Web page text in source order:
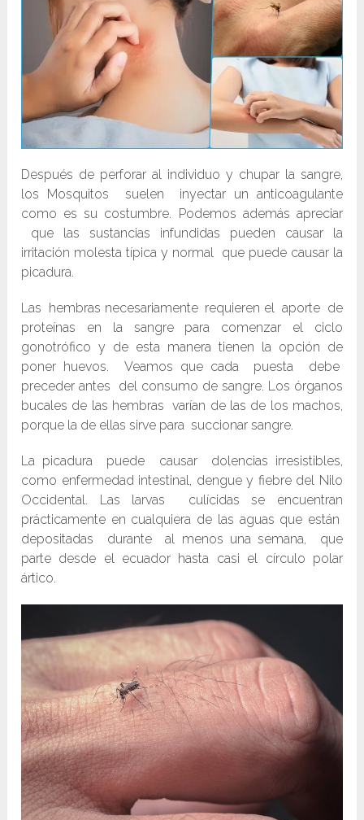
Después de perforar al individuo y chupar la sangre,
los Mosquitos suelen inyectar un anticoagulante
como es su costumbre. Podemos además apreciar
que las sustancias infundidas pueden causar la
irritación molesta típica y normal que puede causar la
picadura.
Las hembras necesariamente requieren el aporte de
proteínas en la sangre para comenzar el ciclo
gonotrófico y de esta manera tienen la opción de
poner huevos. Veamos que cada puesta debe
preceder antes del consumo de sangre. Los órganos
bucales de las hembras varían de las de los machos,
porque la de ellas sirve para succionar sangre.
La picadura puede causar dolencias irresistibles,
como enfermedad intestinal, dengue y fiebre del Nilo
Occidental. Las larvas culícidas se encuentran
prácticamente en cualquiera de las aguas que están
depositadas durante al menos una semana, que
parte desde el ecuador hasta casi el círculo polar
ártico.